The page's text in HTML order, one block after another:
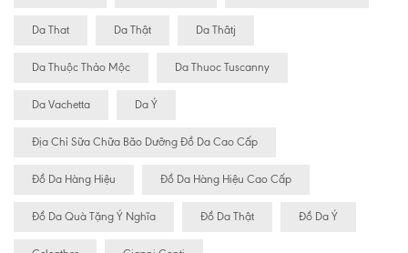
Da That Da Thật Da Thâtj
Da Thuộc Thảo Mộc Da Thuoc Tuscanny
Da Vachetta Da Ý
Địa Chỉ Sữa Chữa Bão Dưỡng Đồ Da Cao Cấp
Đồ Da Hàng Hiệu Đồ Da Hàng Hiệu Cao Cấp
Đồ Da Quà Tặng Ý Nghĩa Đồ Da Thật Đồ Da Ý